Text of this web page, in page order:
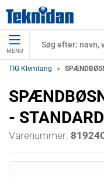
MENU
TIG Klemtang
- STANDARD
Varenummer: